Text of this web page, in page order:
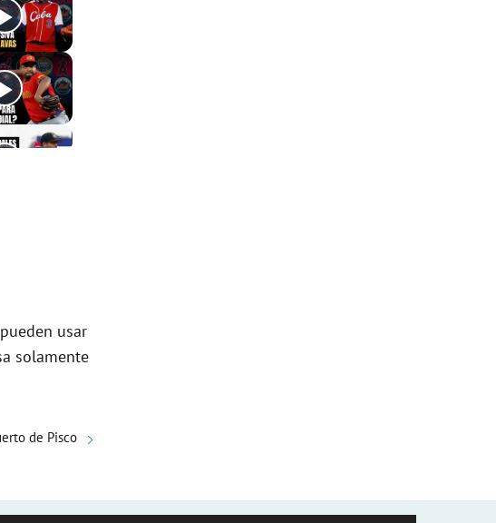
usar
solamente
de Pisco